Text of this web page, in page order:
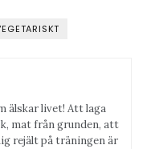
älskar livet! Att laga
mat från grunden, att
rejält på träningen är